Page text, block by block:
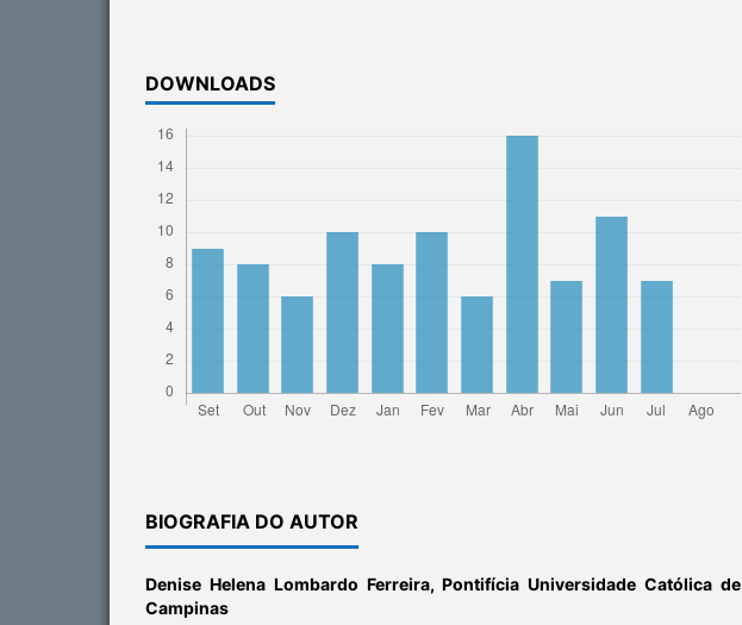
DOWNLOADS
BIOGRAFIA DO AUTOR
Denise Helena Lombardo Ferreira,Pontifícia Universidade Católica de
Campinas